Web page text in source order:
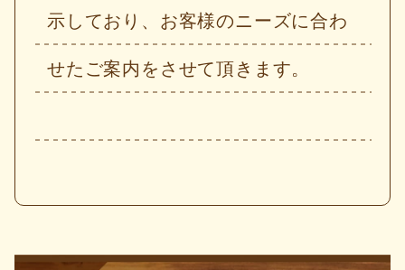
示しており、お客様のニーズに合わ
せたご案内をさせて頂きます。